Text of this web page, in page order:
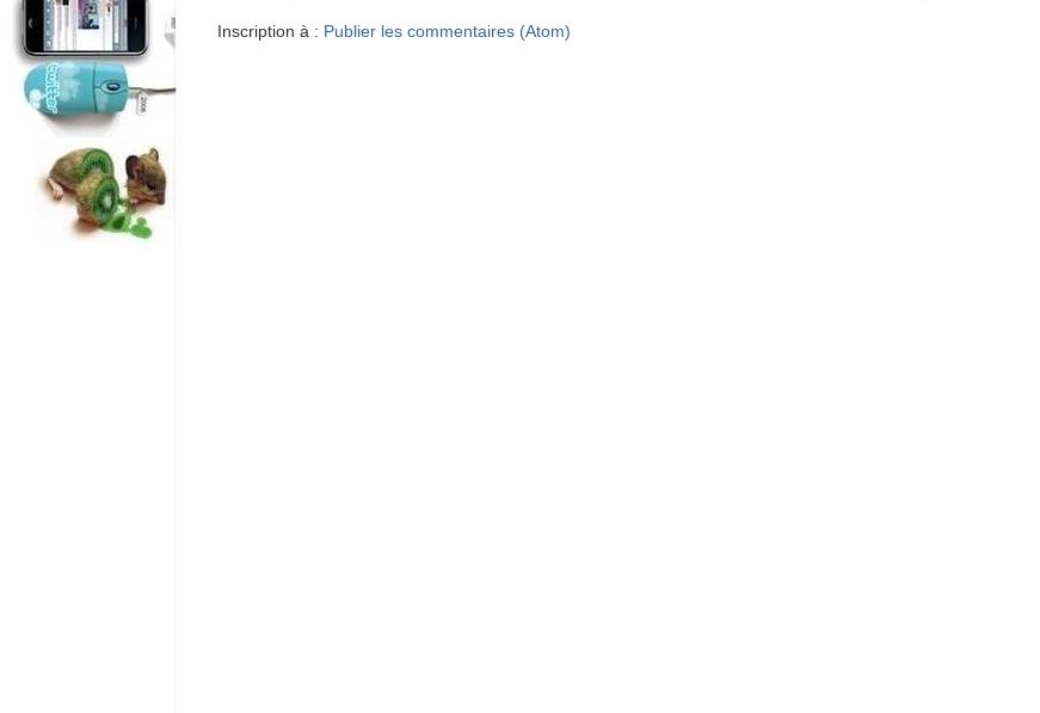
Inscription à : Publier les commentaires (Atom)